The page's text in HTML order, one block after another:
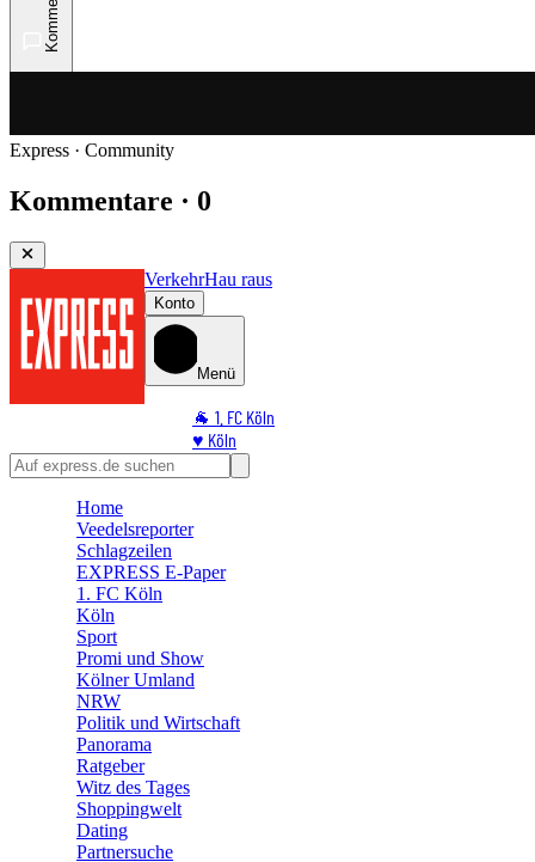
Express · Community
Kommentare · 0
VerkehrHau raus
Konto
Menü
🐐 1. FC Köln
♥️ Köln
⭐ Promi
🛒 Shoppingwelt
Home
Veedelsreporter
Schlagzeilen
EXPRESS E-Paper
1. FC Köln
Köln
Sport
Promi und Show
Kölner Umland
NRW
Politik und Wirtschaft
Panorama
Ratgeber
Witz des Tages
Shoppingwelt
Dating
Partnersuche